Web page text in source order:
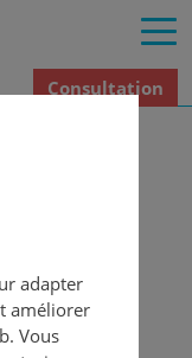
Consultation
nouvelles
sur les
adapter
améliorer
Vous